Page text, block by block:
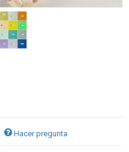
Hacer pregunta